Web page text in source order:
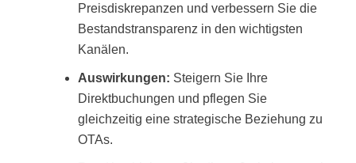
Preisdiskrepanzen und verbessern Sie die
Bestandstransparenz in den wichtigsten
Kanälen.
Auswirkungen: Steigern Sie Ihre
Direktbuchungen und pflegen Sie
gleichzeitig eine strategische Beziehung zu
OTAs.